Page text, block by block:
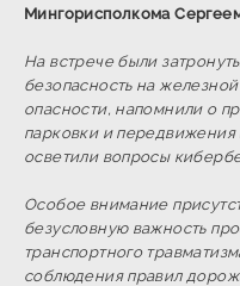
Мингорисполкома
На встрече были
безопасность на
опасности, напомнили о
парковки и передвижения
осветили вопросы
Особое внимание
безусловную важность
транспортного
соблюдения правил